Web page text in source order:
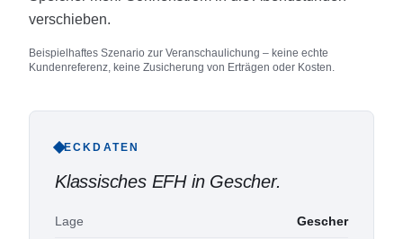
verschieben.
Beispielhaftes Szenario zur Veranschaulichung – keine echte
Kundenreferenz, keine Zusicherung von Erträgen oder Kosten.
ECKDATEN
Klassisches EFH in Gescher.
Lage Gescher